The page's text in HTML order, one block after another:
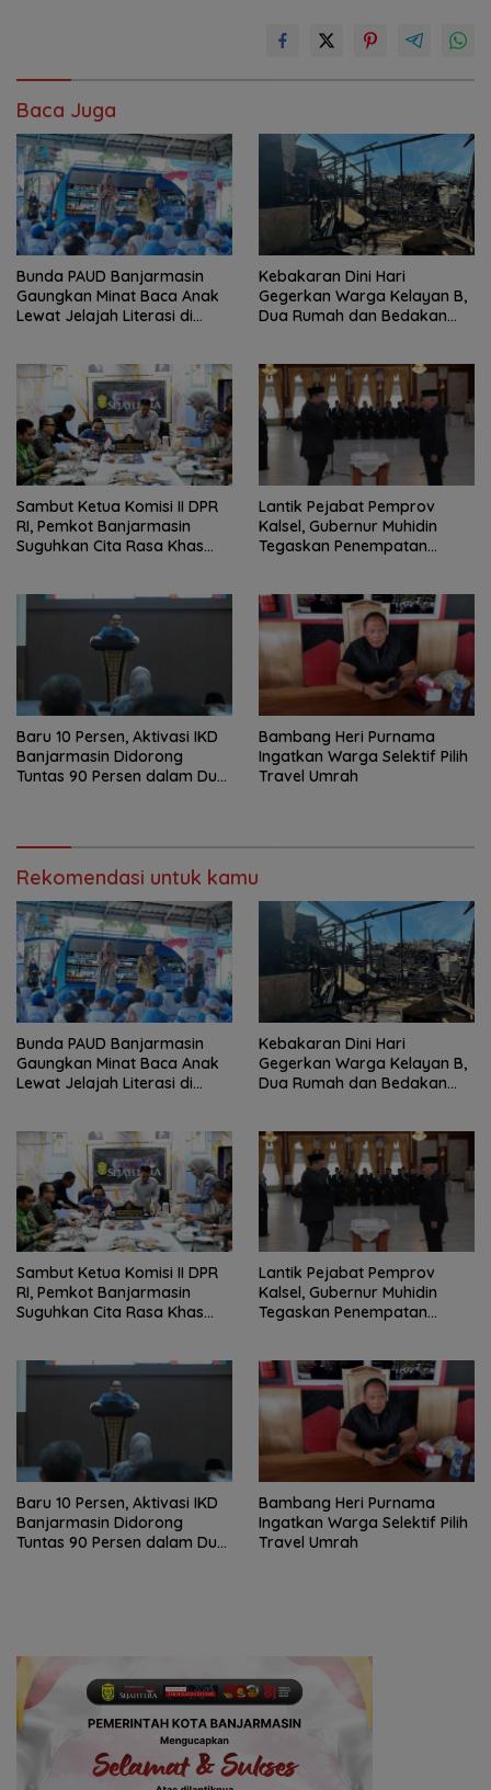
Baca Juga
Bunda PAUD Banjarmasin
Gaungkan Minat Baca Anak
Lewat Jelajah Literasi di
Kebakaran Dini Hari
Gegerkan Warga Kelayan B,
Dua Rumah dan Bedakan
Sambut Ketua Komisi II DPR
RI, Pemkot Banjarmasin
Suguhkan Cita Rasa Khas
Lantik Pejabat Pemprov
Kalsel, Gubernur Muhidin
Tegaskan Penempatan
Baru 10 Persen, Aktivasi IKD
Banjarmasin Didorong
Tuntas 90 Persen dalam Dua
Bambang Heri Purnama
Ingatkan Warga Selektif Pilih
Travel Umrah
Rekomendasi untuk kamu
Bunda PAUD Banjarmasin
Gaungkan Minat Baca Anak
Lewat Jelajah Literasi di
Kebakaran Dini Hari
Gegerkan Warga Kelayan B,
Dua Rumah dan Bedakan
Sambut Ketua Komisi II DPR
RI, Pemkot Banjarmasin
Suguhkan Cita Rasa Khas
Lantik Pejabat Pemprov
Kalsel, Gubernur Muhidin
Tegaskan Penempatan
Baru 10 Persen, Aktivasi IKD
Banjarmasin Didorong
Tuntas 90 Persen dalam Dua
Bambang Heri Purnama
Ingatkan Warga Selektif Pilih
Travel Umrah